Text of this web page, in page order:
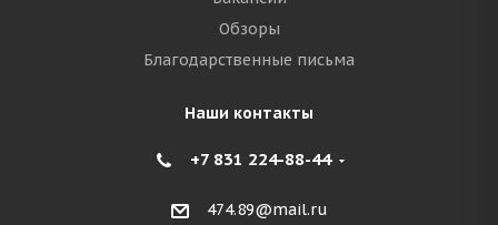
Обзоры
Благодарственные письма
Наши контакты
+7 831 224-88-44
474.89@mail.ru